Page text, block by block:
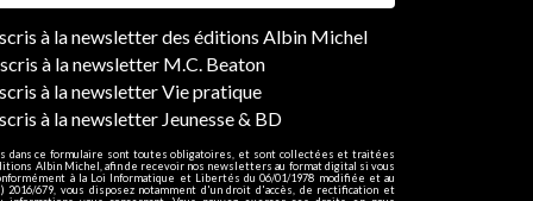
à la newsletter des éditions Albin Michel
à la newsletter M.C. Beaton
à la newsletter Vie pratique
à la newsletter Jeunesse & BD
dans ce formulaire sont toutes obligatoires, et sont collectées et traitées
Albin Michel, afin de recevoir nos newsletters au format digital si vous
à la Loi Informatique et Libertés du 06/01/1978 modifiée et au
2016/679, vous disposez notamment d'un droit d'accès, de rectification et